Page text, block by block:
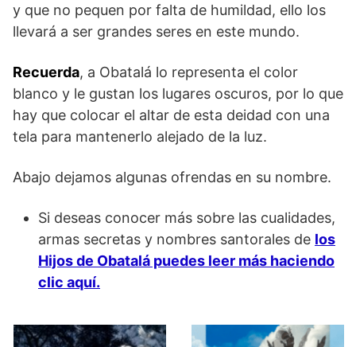
y que no pequen por falta de humildad, ello los
llevará a ser grandes seres en este mundo.
Recuerda, a Obatalá lo representa el color
blanco y le gustan los lugares oscuros, por lo que
hay que colocar el altar de esta deidad con una
tela para mantenerlo alejado de la luz.
Abajo dejamos algunas ofrendas en su nombre.
Si deseas conocer más sobre las cualidades,
armas secretas y nombres santorales de los
Hijos de Obatalá puedes leer más haciendo
clic aquí.